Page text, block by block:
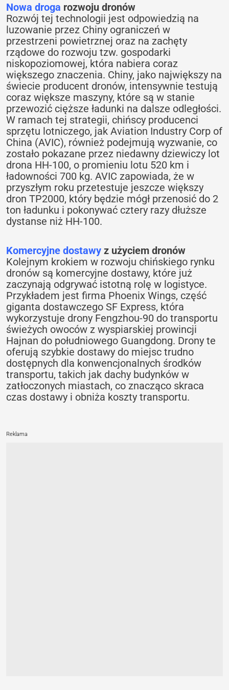
Nowa droga rozwoju dronów
Rozwój tej technologii jest odpowiedzią na
luzowanie przez Chiny ograniczeń w
przestrzeni powietrznej oraz na zachęty
rządowe do rozwoju tzw. gospodarki
niskopoziomowej, która nabiera coraz
większego znaczenia. Chiny, jako największy na
świecie producent dronów, intensywnie testują
coraz większe maszyny, które są w stanie
przewozić cięższe ładunki na dalsze odległości.
W ramach tej strategii, chińscy producenci
sprzętu lotniczego, jak Aviation Industry Corp of
China (AVIC), również podejmują wyzwanie, co
zostało pokazane przez niedawny dziewiczy lot
drona HH-100, o promieniu lotu 520 km i
ładowności 700 kg. AVIC zapowiada, że w
przyszłym roku przetestuje jeszcze większy
dron TP2000, który będzie mógł przenosić do 2
ton ładunku i pokonywać cztery razy dłuższe
dystanse niż HH-100.
Komercyjne dostawy z użyciem dronów
Kolejnym krokiem w rozwoju chińskiego rynku
dronów są komercyjne dostawy, które już
zaczynają odgrywać istotną rolę w logistyce.
Przykładem jest firma Phoenix Wings, część
giganta dostawczego SF Express, która
wykorzystuje drony Fengzhou-90 do transportu
świeżych owoców z wyspiarskiej prowincji
Hajnan do południowego Guangdong. Drony te
oferują szybkie dostawy do miejsc trudno
dostępnych dla konwencjonalnych środków
transportu, takich jak dachy budynków w
zatłoczonych miastach, co znacząco skraca
czas dostawy i obniża koszty transportu.
Reklama